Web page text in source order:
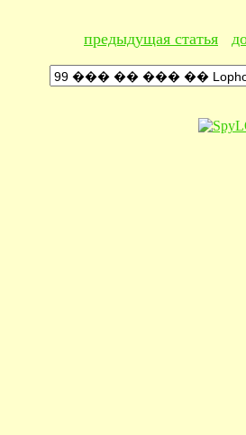
предыдущая статья